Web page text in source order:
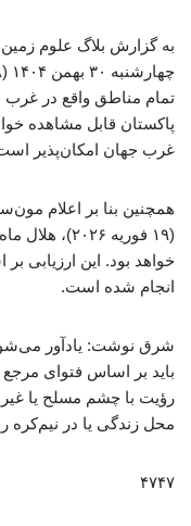
به گزارش بلاگ علوم
تمام مناطق واقع در غرب
پاکستان قابل مشاهده
غرب جهان امکان‌پذیر
(۱۹ فوریه
خواهد بود. این ارزیابی
انجام شده است.
شرق نوشت: یادآور
باید بر اساس فتوای مرجع
رؤیت با چشم مسلح یا
محل زندگی یا در نیم‌کره
۴۷۴۷